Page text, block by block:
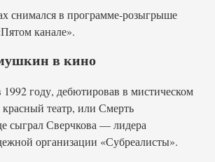
снимался в программе-розыгрыше
канале».
в кино
1992 году, дебютировав в мистическом
театр, или Смерть
сыграл Сверчкова — лидера
организации «Субреалисты».